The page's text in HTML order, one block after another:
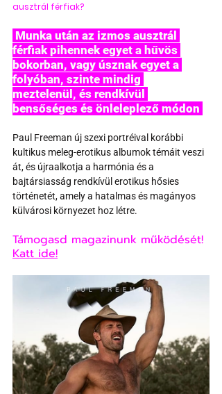
ausztrál férfiak?
férfiak pihennek egyet a hűvös
bokorban, vagy úsznak egyet a
folyóban, szinte mindig
meztelenül, és rendkívül
bensőséges és önleleplező módon
Paul Freeman új szexi portréival korábbi
kultikus meleg-erotikus albumok témáit veszi
át, és újraalkotja a harmónia és a
bajtársiasság rendkívül erotikus hősies
történetét, amely a hatalmas és magányos
külvárosi környezet hoz létre.
Támogasd magazinunk működését!
Katt ide!